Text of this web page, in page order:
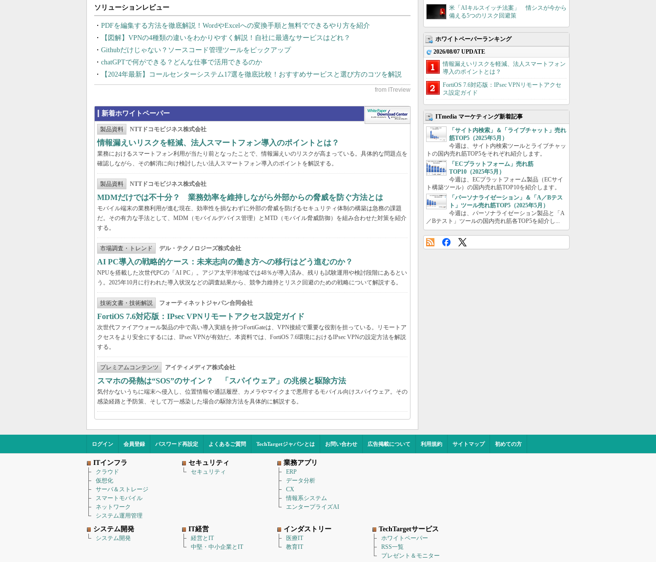
PDFを編集する方法を徹底解説！WordやExcelへの変換手順と無料でできるやり方を紹介
【図解】VPNの4種類の違いをわかりやすく解説！自社に最適なサービスはどれ？
Githubだけじゃない？ソースコード管理ツールをピックアップ
chatGPTで何ができる？どんな仕事で活用できるのか
【2024年最新】コールセンターシステム17選を徹底比較！おすすめサービスと選び方のコツを解説
新着ホワイトペーパー
製品資料 NTTドコモビジネス株式会社
情報漏えいリスクを軽減、法人スマートフォン導入のポイントとは？
業務におけるスマートフォン利用が当たり前となったことで、情報漏えいのリスクが高まっている。具体的な問題点を
確認しながら、その解消に向け検討したい法人スマートフォン導入のポイントを解説する。
製品資料 NTTドコモビジネス株式会社
MDMだけでは不十分？ 業務効率を維持しながら外部からの脅威を防ぐ方法とは
モバイル端末の業務利用が進む現在、効率性を損なわずに外部の脅威を防げるセキュリティ体制の構築は急務の課題
だ。その有力な手法として、MDM（モバイルデバイス管理）とMTD（モバイル脅威防御）を組み合わせた対策を紹介
する。
市場調査・トレンド デル・テクノロジーズ株式会社
AI PC導入の戦略的ケース：未来志向の働き方への移行はどう進むのか？
NPUを搭載した次世代PCの「AI PC」。アジア太平洋地域では48％が導入済み、残りも試験運用や検討段階にあるとい
う。2025年10月に行われた導入状況などの調査結果から、競争力維持とリスク回避のための戦略について解説する。
技術文書・技術解説 フォーティネットジャパン合同会社
FortiOS 7.6対応版：IPsec VPNリモートアクセス設定ガイド
次世代ファイアウォール製品の中で高い導入実績を持つFortiGateは、VPN接続で重要な役割を担っている。リモートア
クセスをより安全にするには、IPsec VPNが有効だ。本資料では、FortiOS 7.6環境におけるIPsec VPNの設定方法を解説
する。
プレミアムコンテンツ アイティメディア株式会社
スマホの発熱は“SOS”のサイン？ 「スパイウェア」の兆候と駆除方法
気付かないうちに端末へ侵入し、位置情報や通話履歴、カメラやマイクまで悪用するモバイル向けスパイウェア。その
感染経路と予防策、そして万一感染した場合の駆除方法を具体的に解説する。
米「AIキルスイッチ法案」 情シスが今から
備える5つのリスク回避策
ホワイトペーパーランキング
2026/08/07 UPDATE
情報漏えいリスクを軽減、法人スマートフォン
導入のポイントとは？
FortiOS 7.6対応版：IPsec VPNリモートアクセ
ス設定ガイド
ITmedia マーケティング新着記事
「サイト内検索」＆「ライブチャット」売れ
筋TOP5（2025年5月）
今週は、サイト内検索ツールとライブチャッ
トの国内売れ筋TOP5をそれぞれ紹介します。
「ECプラットフォーム」売れ筋
TOP10（2025年5月）
今週は、ECプラットフォーム製品（ECサイ
ト構築ツール）の国内売れ筋TOP10を紹介します。
「パーソナライゼーション」＆「A／Bテス
ト」ツール売れ筋TOP5（2025年5月）
今週は、パーソナライゼーション製品と「A
／Bテスト」ツールの国内売れ筋各TOP5を紹介し...
ログイン 会員登録 パスワード再設定 よくあるご質問 TechTargetジャパンとは お問い合わせ 広告掲載について 利用規約 サイトマップ 初めての方
ITインフラ
クラウド
仮想化
サーバ＆ストレージ
スマートモバイル
ネットワーク
システム運用管理
セキュリティ
セキュリティ
業務アプリ
ERP
データ分析
CX
情報系システム
エンタープライズAI
システム開発
システム開発
IT経営
経営とIT
中堅・中小企業とIT
インダストリー
医療IT
教育IT
TechTargetサービス
ホワイトペーパー
RSS一覧
プレゼント＆モニター